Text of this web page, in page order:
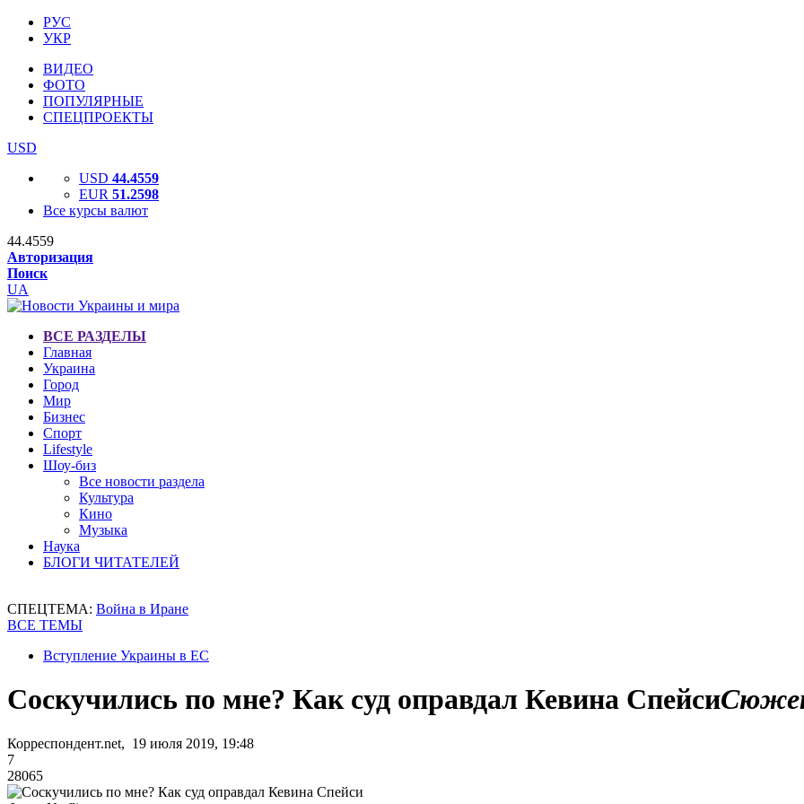
РУС
УКР
ВИДЕО
ФОТО
ПОПУЛЯРНЫЕ
СПЕЦПРОЕКТЫ
USD
USD 44.4559
EUR 51.2598
Все курсы валют
44.4559
Авторизация
Поиск
UA
ВСЕ РАЗДЕЛЫ
Главная
Украина
Город
Мир
Бизнес
Спорт
Lifestyle
Шоу-биз
Все новости раздела
Культура
Кино
Музыка
Наука
БЛОГИ ЧИТАТЕЛЕЙ
СПЕЦТЕМА: Война в Иране
ВСЕ ТЕМЫ
Вступление Украины в ЕС
Соскучились по мне? Как суд оправдал Кевина Спейси
Корреспондент.net, 19 июля 2019, 19:48
7
28065